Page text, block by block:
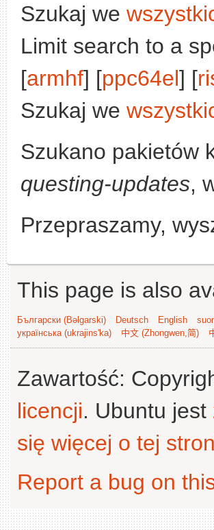
Szukaj we
Limit search to a
[armhf] [ppc64el] [
Szukaj we
Szukano pakietów
questing-updates,
Przepraszamy,
This page is also
Български (Bəlgarski) Deutsch English
українська (ukrajins'ka)
中文 (Zhongwen,简)
Zawartość:
licencji. Ubuntu jest
się więcej o tej
Report a bug on